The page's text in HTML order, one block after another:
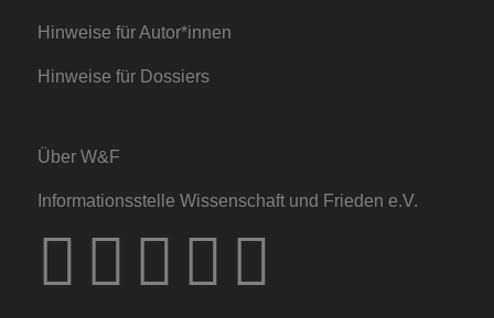
Hinweise für Autor*innen
Hinweise für Dossiers
Über W&F
Informationsstelle Wissenschaft und Frieden e.V.